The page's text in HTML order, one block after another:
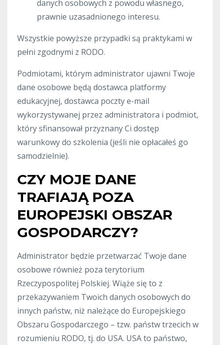
danych osobowych z powodu własnego,
prawnie uzasadnionego interesu.
Wszystkie powyższe przypadki są praktykami w
pełni zgodnymi z RODO.
Podmiotami, którym administrator ujawni Twoje
dane osobowe będą dostawca platformy
edukacyjnej, dostawca poczty e-mail
wykorzystywanej przez administratora i podmiot,
który sfinansował przyznany Ci dostęp
warunkowy do szkolenia (jeśli nie opłacałeś go
samodzielnie).
CZY MOJE DANE
TRAFIAJĄ POZA
EUROPEJSKI OBSZAR
GOSPODARCZY?
Administrator będzie przetwarzać Twoje dane
osobowe również poza terytorium
Rzeczypospolitej Polskiej. Wiąże się to z
przekazywaniem Twoich danych osobowych do
innych państw, niż należące do Europejskiego
Obszaru Gospodarczego – tzw. państw trzecich w
rozumieniu RODO, tj. do USA. USA to państwo,